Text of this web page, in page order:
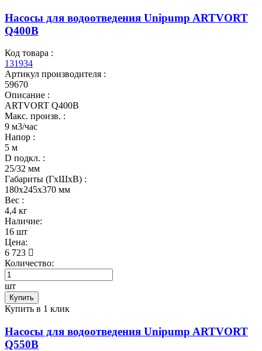
Насосы для водоотведения Unipump ARTVORT
Q400B
Код товара :
131934
Артикул производителя :
59670
Описание :
ARTVORT Q400B
Макс. произв. :
9 м3/час
Напор :
5 м
D подкл. :
25/32 мм
Габариты (ГхШхВ) :
180x245x370 мм
Вес :
4,4 кг
Наличие:
16 шт
Цена:
6 723
Количество:
шт
Купить
Купить в 1 клик
Насосы для водоотведения Unipump ARTVORT
Q550B